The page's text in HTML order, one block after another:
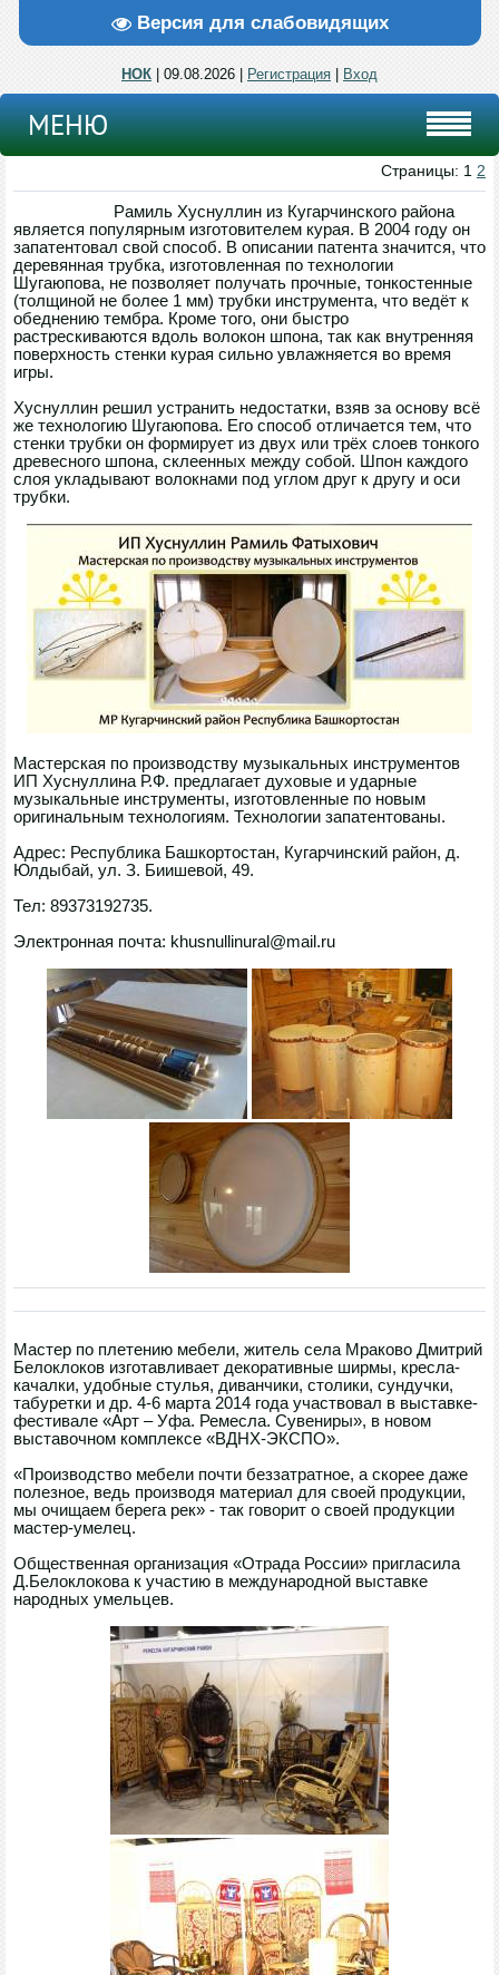
Версия для слабовидящих
НОК | 09.08.2026 | Регистрация Вход
МЕНЮ
Страницы: 1 2
Рамиль Хуснуллин из Кугарчинского района
является популярным изготовителем курая. В 2004 году он
запатентовал свой способ. В описании патента значится, что
деревянная трубка, изготовленная по технологии
Шугаюпова, не позволяет получать прочные, тонкостенные
(толщиной не более 1 мм) трубки инструмента, что ведёт к
обеднению тембра. Кроме того, они быстро
растрескиваются вдоль волокон шпона, так как внутренняя
поверхность стенки курая сильно увлажняется во время
игры.
Хуснуллин решил устранить недостатки, взяв за основу всё
же технологию Шугаюпова. Его способ отличается тем, что
стенки трубки он формирует из двух или трёх слоев тонкого
древесного шпона, склеенных между собой. Шпон каждого
слоя укладывают волокнами под углом друг к другу и оси
трубки.
Мастерская по производству музыкальных инструментов
ИП Хуснуллина Р.Ф. предлагает духовые и ударные
музыкальные инструменты, изготовленные по новым
оригинальным технологиям. Технологии запатентованы.
Адрес: Республика Башкортостан, Кугарчинский район, д.
Юлдыбай, ул. З. Биишевой, 49.
Тел: 89373192735.
Электронная почта: khusnullinural@mail.ru
Мастер по плетению мебели, житель села Мраково Дмитрий
Белоклоков изготавливает декоративные ширмы, кресла-
качалки, удобные стулья, диванчики, столики, сундучки,
табуретки и др. 4-6 марта 2014 года участвовал в выставке-
фестивале «Арт – Уфа. Ремесла. Сувениры», в новом
выставочном комплексе «ВДНХ-ЭКСПО».
«Производство мебели почти беззатратное, а скорее даже
полезное, ведь производя материал для своей продукции,
мы очищаем берега рек» - так говорит о своей продукции
мастер-умелец.
Общественная организация «Отрада России» пригласила
Д.Белоклокова к участию в международной выставке
народных умельцев.